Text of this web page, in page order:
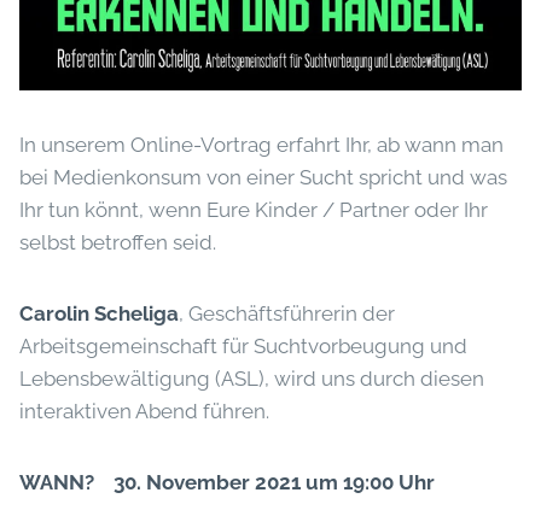
In unserem Online-Vortrag erfahrt Ihr, ab wann man
bei Medienkonsum von einer Sucht spricht und was
Ihr tun könnt, wenn Eure Kinder / Partner oder Ihr
selbst betroffen seid.
Carolin Scheliga, Geschäftsführerin der
Arbeitsgemeinschaft für Suchtvorbeugung und
Lebensbewältigung (ASL), wird uns durch diesen
interaktiven Abend führen.
WANN? 30. November 2021 um 19:00 Uhr